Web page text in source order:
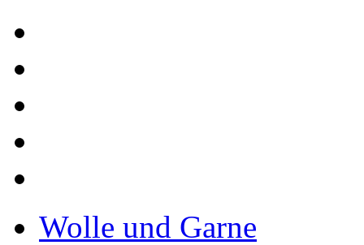
Wolle und Garne